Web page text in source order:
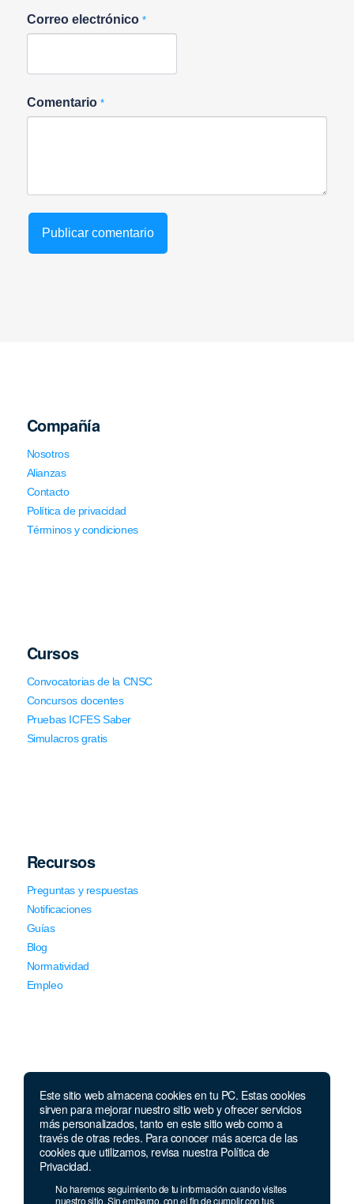
Este sitio web almacena cookies en tu PC. Estas cookies
sirven para mejorar nuestro sitio web y ofrecer servicios
más personalizados, tanto en este sitio web como a
través de otras redes. Para conocer más acerca de las
cookies que utilizamos, revisa nuestra Política de
Privacidad.
No haremos seguimiento de tu información cuando visites
nuestro sitio. Sin embargo, con el fin de cumplir con tus
Correo electrónico *
Comentario *
Compañía
Nosotros
Alianzas
Contacto
Política de privacidad
Términos y condiciones
Cursos
Convocatorias de la CNSC
Concursos docentes
Pruebas ICFES Saber
Simulacros gratis
Recursos
Preguntas y respuestas
Notificaciones
Guías
Blog
Normatividad
Empleo
Llámanos
Lunes a jueves de 7 a.m.
a 5:00 p.m. Viernes de
7 a.m. a 4 p.m. Sábados de 8 a.m. a 2 p.m.
Celular y Whatsapp:333 033 40 39